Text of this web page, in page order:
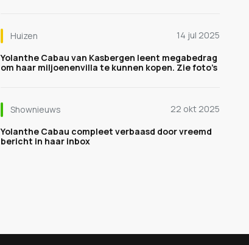
Huizen
14 jul 2025
Yolanthe Cabau van Kasbergen leent megabedrag
om haar miljoenenvilla te kunnen kopen. Zie foto’s
Shownieuws
22 okt 2025
Yolanthe Cabau compleet verbaasd door vreemd
bericht in haar inbox